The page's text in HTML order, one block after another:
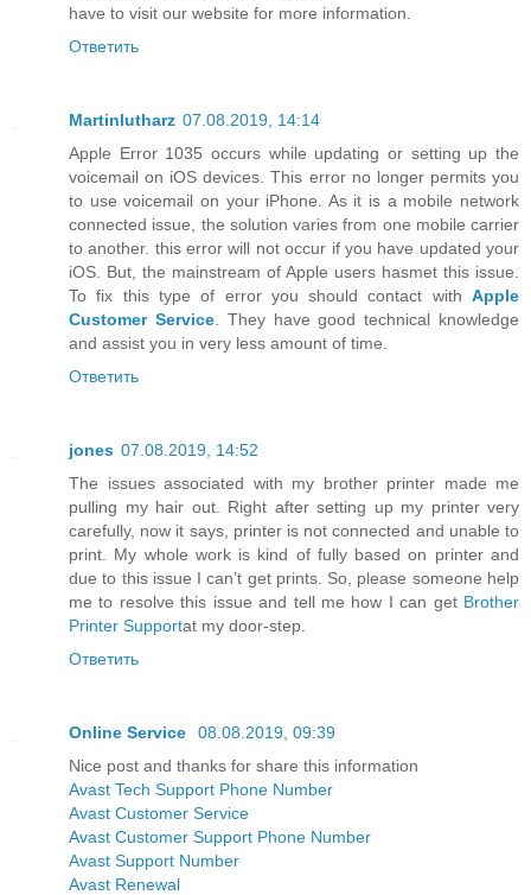
have to visit our website for more information.
Ответить
Martinlutharz 07.08.2019, 14:14
Apple Error 1035 occurs while updating or setting up the
voicemail on iOS devices. This error no longer permits you
to use voicemail on your iPhone. As it is a mobile network
connected issue, the solution varies from one mobile carrier
to another. this error will not occur if you have updated your
iOS. But, the mainstream of Apple users hasmet this issue.
To fix this type of error you should contact with Apple
Customer Service. They have good technical knowledge
and assist you in very less amount of time.
Ответить
jones 07.08.2019, 14:52
The issues associated with my brother printer made me
pulling my hair out. Right after setting up my printer very
carefully, now it says, printer is not connected and unable to
print. My whole work is kind of fully based on printer and
due to this issue I can’t get prints. So, please someone help
me to resolve this issue and tell me how I can get Brother
Printer Supportat my door-step.
Ответить
Online Service
08.08.2019, 09:39
Nice post and thanks for share this information
Avast Tech Support Phone Number
Avast Customer Service
Avast Customer Support Phone Number
Avast Support Number
Avast Renewal